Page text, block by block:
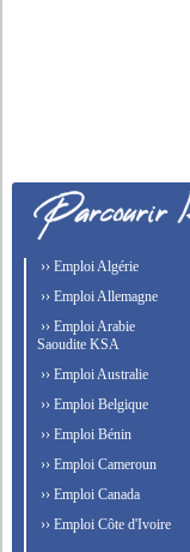
›› Emploi Algérie
›› Emploi Allemagne
›› Emploi Arabie
Saoudite KSA
›› Emploi Australie
›› Emploi Belgique
›› Emploi Bénin
›› Emploi Cameroun
›› Emploi Canada
›› Emploi Côte d'Ivoire